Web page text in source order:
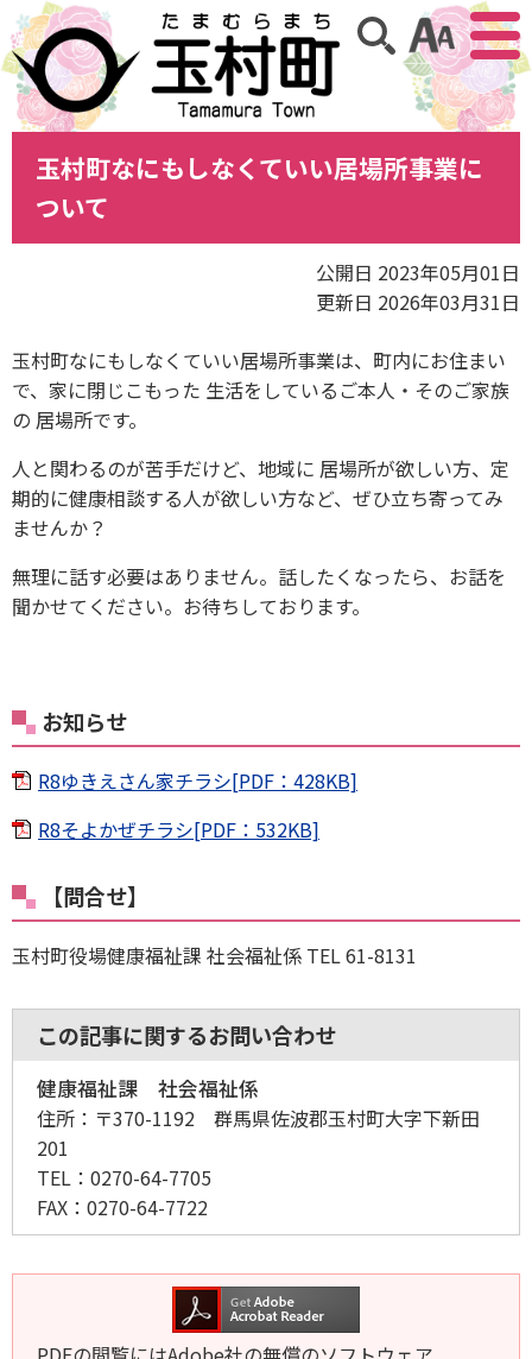
アクセ
サイト内検索
玉村町なにもしなくていい居場所事業に
ついて
公開日 2023年05月01日
更新日 2026年03月31日
玉村町なにもしなくていい居場所事業は、町内にお住まい
で、家に閉じこもった 生活をしているご本人・そのご家族
の 居場所です。
人と関わるのが苦手だけど、地域に 居場所が欲しい方、定
期的に健康相談する人が欲しい方など、ぜひ立ち寄ってみ
ませんか？
無理に話す必要はありません。話したくなったら、お話を
聞かせてください。お待ちしております。
お知らせ
R8ゆきえさん家チラシ[PDF：428KB]
R8そよかぜチラシ[PDF：532KB]
【問合せ】
玉村町役場健康福祉課 社会福祉係 TEL 61-8131
この記事に関するお問い合わせ
健康福祉課 社会福祉係
住所： 〒370-1192 群馬県佐波郡玉村町大字下新田
201
TEL： 0270-64-7705
FAX： 0270-64-7722